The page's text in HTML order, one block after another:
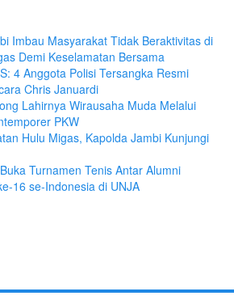
Imbau Masyarakat Tidak Beraktivitas di
Demi Keselamatan Bersama
4 Anggota Polisi Tersangka Resmi
Chris Januardi
Lahirnya Wirausaha Muda Melalui
PKW
Hulu Migas, Kapolda Jambi Kunjungi
Turnamen Tenis Antar Alumni
16 se-Indonesia di UNJA